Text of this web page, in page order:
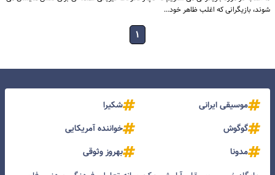
شوند، بازیگرانی که اغلب ظاهر خود…
۱
موسیقی ایرانی
شکیرا
گوگوش
خواننده آمریکایی
مدونا
بهروز وثوقی